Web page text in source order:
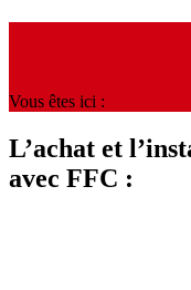
Vous êtes ici :
L’achat et
avec FFC :